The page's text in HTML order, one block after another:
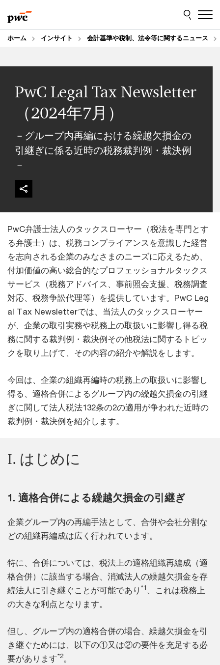
to
content
to
footer
ホーム インサイト 会計基準や税制、法令等に関するニュース
PwC Legal Tax Newsletter
（2024年7月）
－グループ内再編における繰越欠損金の
引継ぎに係る近時の税務裁判例・裁決例
－
PwC弁護士法人のタックスローヤー（税法を専門とす
る弁護士）は、税務コンプライアンスを意識した経営
を志向される企業のみなさまのニーズに応えるため、
付加価値の高い総合的なプロフェッショナルタックス
サービス（税務アドバイス、事前照会支援、税務調査
対応、税務争訟代理等）を提供しています。PwC Leg
al Tax Newsletterでは、当法人のタックスローヤー
が、企業の取引実務や税務上の取扱いに影響し得る税
務に関する裁判例・裁決例その他税法に関するトピッ
クを取り上げて、その内容の紹介や解説をします。
今回は、企業の組織再編時の税務上の取扱いに影響し
得る、適格合併によるグループ内の繰越欠損金の引継
ぎに関して法人税法132条の2の適用が争われた近時の
裁判例・裁決例を紹介します。
I. はじめに
1. 適格合併による繰越欠損金の引継ぎ
企業グループ内の再編手法として、合併や会社分割な
どの組織再編成は広く行われています。
特に、合併については、税法上の適格組織再編成（適
格合併）に該当する場合、消滅法人の繰越欠損金を存
続法人に引き継ぐことが可能であり *1 、これは税務上
の大きな利点となります。
但し、グループ内の適格合併の場合、繰越欠損金を引
き継ぐためには、以下の①又は②の要件を充足する必
要があります*2。